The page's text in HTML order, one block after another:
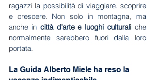
ragazzi la possibilità di viaggiare, scoprire
e crescere. Non solo in montagna, ma
anche in città d’arte e luoghi culturali che
normalmente sarebbero fuori dalla loro
portata.
La Guida Alberto Miele ha reso la